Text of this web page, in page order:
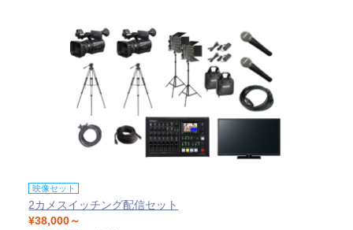
映像セット
2カメスイッチング配信セット
¥38,000～